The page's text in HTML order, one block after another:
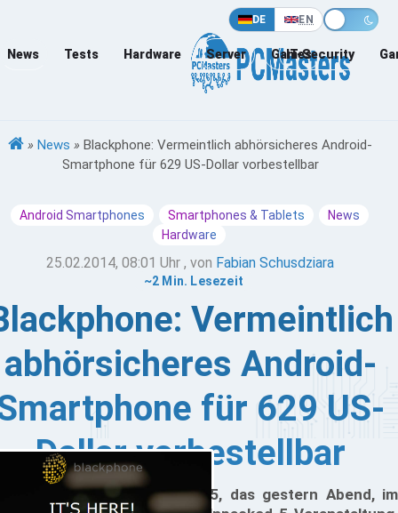
DE EN
News Tests Hardware Server Games
IT-Security
» News » Blackphone: Vermeintlich abhörsicheres Android-
Smartphone für 629 US-Dollar vorbestellbar
Android Smartphones Smartphones & Tablets
News
Hardware
25.02.2014, 08:01 Uhr , von Fabian Schusdziara
~2 Min. Lesezeit
Vermeintlich
abhörsicheres Android-
für 629 US-
Dollar vorbestellbar
dem Samsung Galaxy S5, das gestern Abend, im